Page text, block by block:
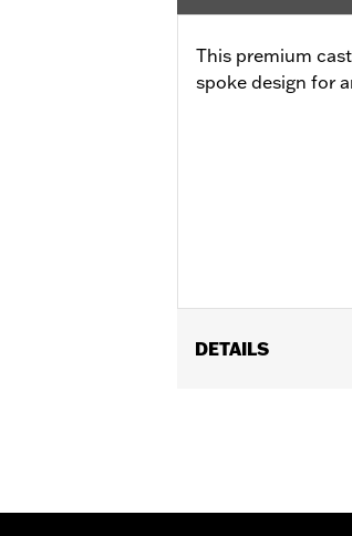
This premium
spoke design for
DETAILS
Separat erhältlich: